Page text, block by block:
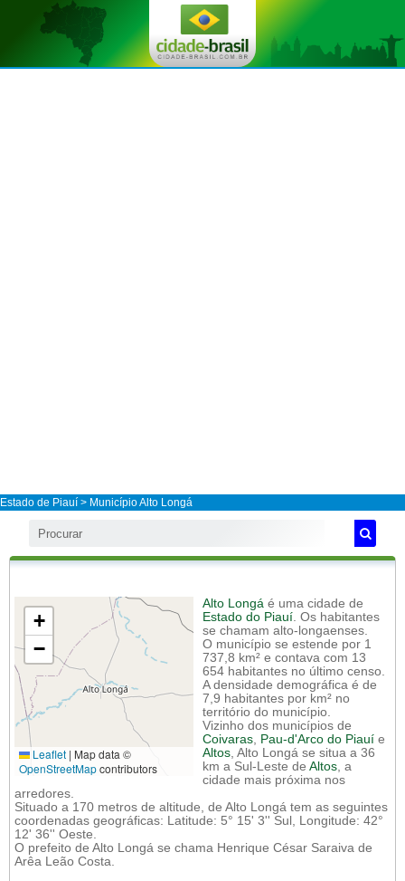
Estado de Piauí > Município Alto Longá
+
−
Leaflet | Map data ©
OpenStreetMapcontributors
Alto Longá é uma cidade de
Estado do Piauí. Os habitantes
se chamam alto-longaenses.
O município se estende por 1
737,8 km² e contava com 13
654 habitantes no último censo.
A densidade demográfica é de
7,9 habitantes por km² no
território do município.
Vizinho dos municípios de
Coivaras, Pau-d'Arco do Piauí e
Altos, Alto Longá se situa a 36
km a Sul-Leste de Altos, a
cidade mais próxima nos
arredores.
Situado a 170 metros de altitude, de Alto Longá tem as seguintes
coordenadas geográficas: Latitude: 5° 15' 3'' Sul, Longitude: 42°
12' 36'' Oeste.
O prefeito de Alto Longá se chama Henrique César Saraiva de
Arêa Leão Costa.